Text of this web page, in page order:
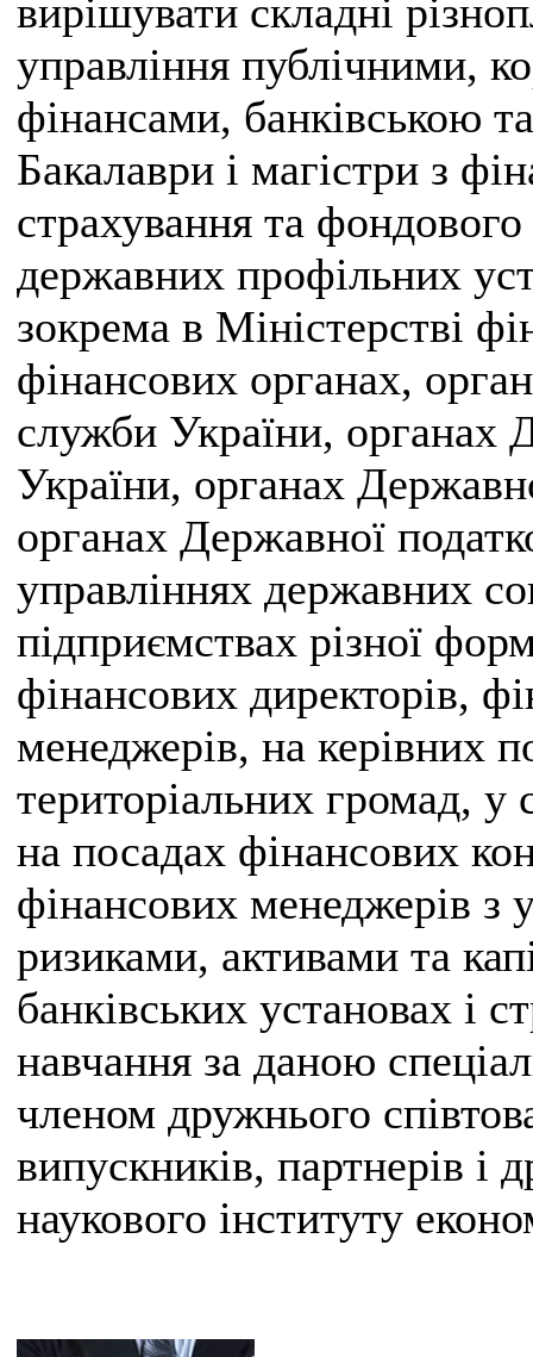
вирішувати складні
управління публічними,
фінансами, банківською
Бакалаври і магістри з
страхування та
державних профільних
зокрема в Міністерстві
фінансових органах,
служби України, органах
України, органах
органах Державної
управліннях державних
підприємствах різної
фінансових директорів,
менеджерів, на керівних
територіальних громад, у
на посадах фінансових
фінансових менеджерів з
ризиками, активами та
банківських установах і
навчання за даною
членом дружнього
випускників, партнерів і
наукового інституту